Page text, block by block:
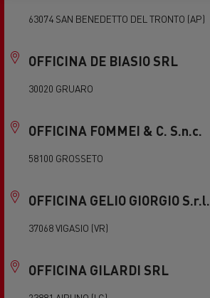
63074 SAN BENEDETTO DEL TRONTO (AP)
OFFICINA DE BIASIO SRL
30020 GRUARO
OFFICINA FOMMEI & C. S.n.c.
58100 GROSSETO
OFFICINA GELIO GIORGIO S.r.l.
37068 VIGASIO (VR)
OFFICINA GILARDI SRL